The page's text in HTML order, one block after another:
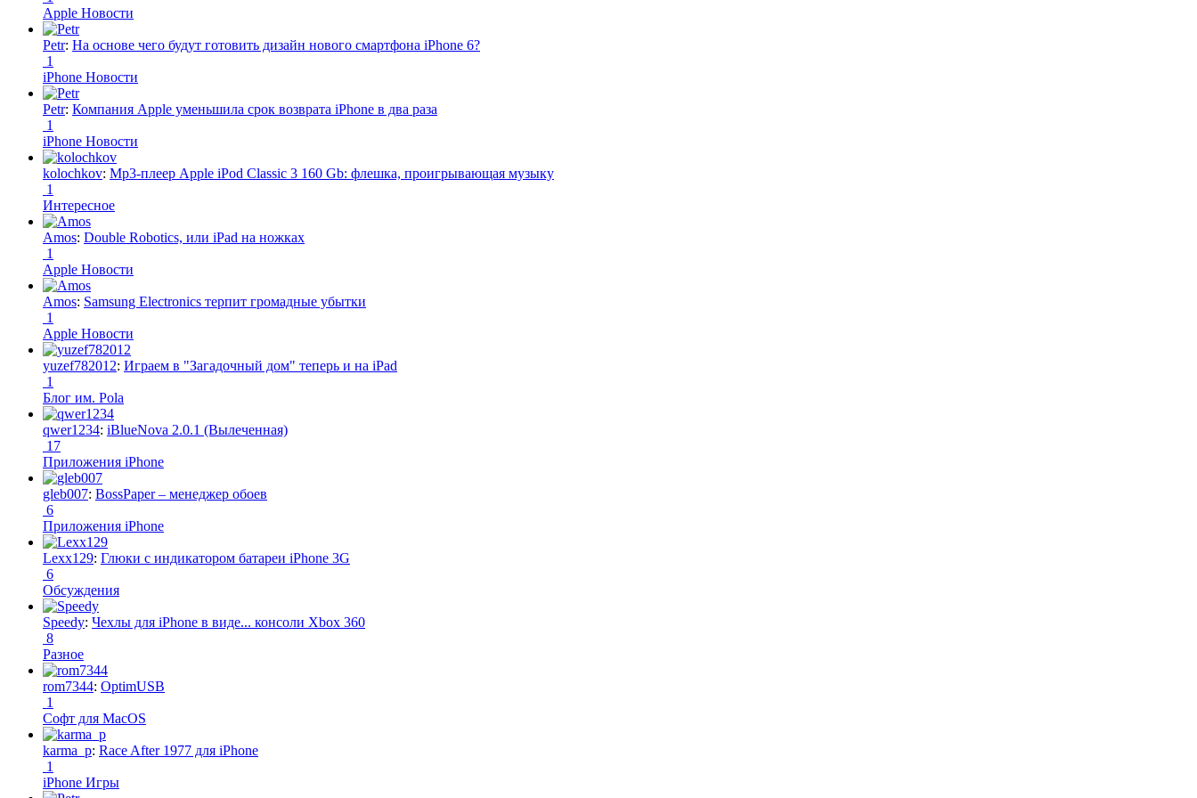
Apple Новости
Petr: На основе чего будут готовить дизайн нового смартфона iPhone 6?
1
iPhone Новости
Petr: Компания Apple уменьшила срок возврата iPhone в два раза
1
iPhone Новости
kolochkov: Mp3-плеер Apple iPod Classic 3 160 Gb: флешка, проигрывающая музыку
1
Интересное
Amos: Double Robotics, или iPad на ножках
1
Apple Новости
Amos: Samsung Electronics терпит громадные убытки
1
Apple Новости
yuzef782012: Играем в "Загадочный дом" теперь и на iPad
1
Блог им. Pola
qwer1234: iBlueNova 2.0.1 (Вылеченная)
17
Приложения iPhone
gleb007: BossPaper – менеджер обоев
6
Приложения iPhone
Lexx129: Глюки с индикатором батареи iPhone 3G
6
Обсуждения
Speedy: Чехлы для iPhone в виде... консоли Xbox 360
8
Разное
rom7344: OptimUSB
1
Софт для MacOS
karma_p: Race After 1977 для iPhone
1
iPhone Игры